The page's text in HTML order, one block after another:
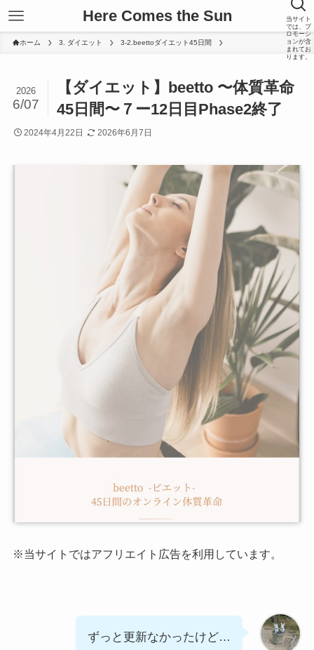
Here Comes the Sun 当サイト
では、プ
ロモーシ
ョンが含
まれてお
ります。
ホーム 3. ダイエット 3-2.beettoダイエット45日間
【ダイエット】beetto 〜体質革命
45日間〜７ー12日目Phase2終了
2026
6/07
2024年4月22日 2026年6月7日
※当サイトではアフリエイト広告を利用しています。
ずっと更新なかったけど…